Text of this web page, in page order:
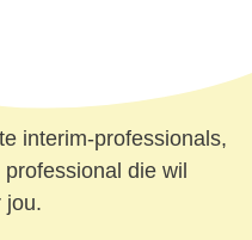
interim-professionals,
die wil
jou.